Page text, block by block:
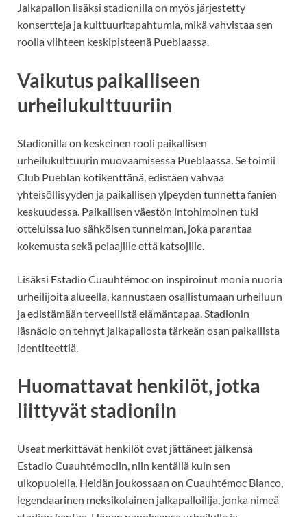
Jalkapallon lisäksi stadionilla on myös järjestetty
konsertteja ja kulttuuritapahtumia, mikä vahvistaa sen
roolia viihteen keskipisteenä Pueblaassa.
Vaikutus paikalliseen
urheilukulttuuriin
Stadionilla on keskeinen rooli paikallisen
urheilukulttuurin muovaamisessa Pueblaassa. Se toimii
Club Pueblan kotikenttänä, edistäen vahvaa
yhteisöllisyyden ja paikallisen ylpeyden tunnetta fanien
keskuudessa. Paikallisen väestön intohimoinen tuki
otteluissa luo sähköisen tunnelman, joka parantaa
kokemusta sekä pelaajille että katsojille.
Lisäksi Estadio Cuauhtémoc on inspiroinut monia nuoria
urheilijoita alueella, kannustaen osallistumaan urheiluun
ja edistämään terveellistä elämäntapaa. Stadionin
läsnäolo on tehnyt jalkapallosta tärkeän osan paikallista
identiteettiä.
Huomattavat henkilöt, jotka
liittyvät stadioniin
Useat merkittävät henkilöt ovat jättäneet jälkensä
Estadio Cuauhtémociin, niin kentällä kuin sen
ulkopuolella. Heidän joukossaan on Cuauhtémoc Blanco,
legendaarinen meksikolainen jalkapalloilija, jonka nimeä